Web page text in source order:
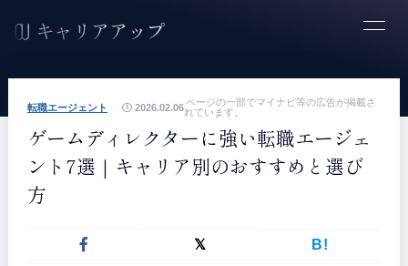
ページの一部でマイナビ等の広告が掲載さ
れています。
転職エージェント 2026.02.06
ゲームディレクターに強い転職エージェ
ント7選｜キャリア別のおすすめと選び
方
B!